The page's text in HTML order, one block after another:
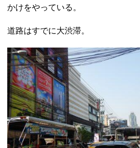
かけをやっている。
道路はすでに大渋滞。